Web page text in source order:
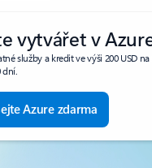
vytvářet v
služby a kredit ve výši 200 USD
dní.
Azure zdarma